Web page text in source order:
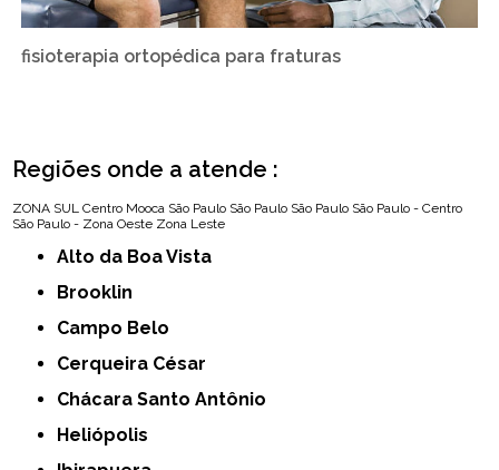
fisioterapia ortopédica para fraturas
Regiões onde a atende :
ZONA SUL Centro Mooca São Paulo São Paulo São Paulo São Paulo - Centro
São Paulo - Zona Oeste Zona Leste
Alto da Boa Vista
Brooklin
Campo Belo
Cerqueira César
Chácara Santo Antônio
Heliópolis